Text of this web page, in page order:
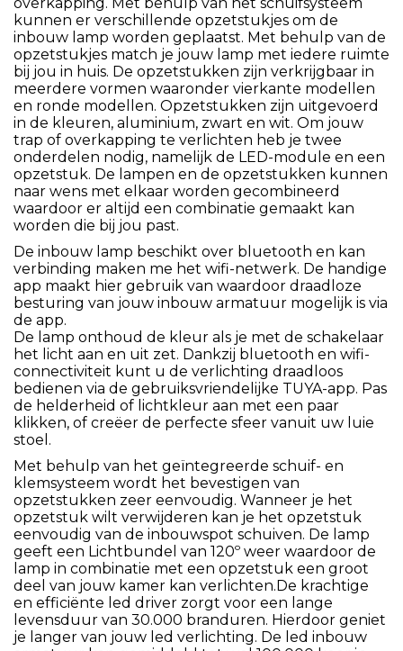
kunnen er verschillende opzetstukjes om de
inbouw lamp worden geplaatst. Met behulp van de
opzetstukjes match je jouw lamp met iedere ruimte
bij jou in huis. De opzetstukken zijn verkrijgbaar in
meerdere vormen waaronder vierkante modellen
en ronde modellen. Opzetstukken zijn uitgevoerd
in de kleuren, aluminium, zwart en wit. Om jouw
trap of overkapping te verlichten heb je twee
onderdelen nodig, namelijk de LED-module en een
opzetstuk. De lampen en de opzetstukken kunnen
naar wens met elkaar worden gecombineerd
waardoor er altijd een combinatie gemaakt kan
worden die bij jou past.
De inbouw lamp beschikt over bluetooth en kan
verbinding maken me het wifi-netwerk. De handige
app maakt hier gebruik van waardoor draadloze
besturing van jouw inbouw armatuur mogelijk is via
de app.
De lamp onthoud de kleur als je met de schakelaar
het licht aan en uit zet. Dankzij bluetooth en wifi-
connectiviteit kunt u de verlichting draadloos
bedienen via de gebruiksvriendelijke TUYA-app. Pas
de helderheid of lichtkleur aan met een paar
klikken, of creëer de perfecte sfeer vanuit uw luie
stoel.
Met behulp van het geïntegreerde schuif- en
klemsysteem wordt het bevestigen van
opzetstukken zeer eenvoudig. Wanneer je het
opzetstuk wilt verwijderen kan je het opzetstuk
eenvoudig van de inbouwspot schuiven. De lamp
geeft een Lichtbundel van 120º weer waardoor de
lamp in combinatie met een opzetstuk een groot
deel van jouw kamer kan verlichten.De krachtige
en efficiënte led driver zorgt voor een lange
levensduur van 30.000 branduren. Hierdoor geniet
je langer van jouw led verlichting. De led inbouw